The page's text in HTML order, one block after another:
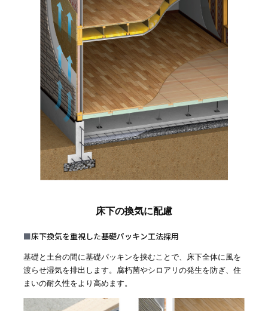
床下の換気に配慮
■床下換気を重視した基礎パッキン工法採用
基礎と土台の間に基礎パッキンを挟むことで、床下全体に風を
渡らせ湿気を排出します。腐朽菌やシロアリの発生を防ぎ、住
まいの耐久性をより高めます。